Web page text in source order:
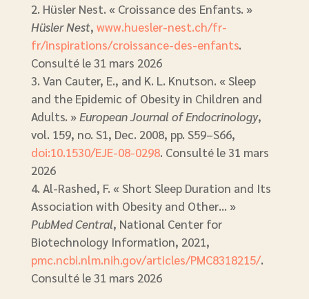
Hüsler Nest. « Croissance des Enfants. »
Hüsler Nest, www.huesler-nest.ch/fr-
fr/inspirations/croissance-des-enfants.
Consulté le 31 mars 2026
Van Cauter, E., and K. L. Knutson. « Sleep
and the Epidemic of Obesity in Children and
Adults. »European Journal of Endocrinology,
vol. 159, no. S1, Dec. 2008, pp. S59–S66,
doi:10.1530/EJE-08-0298. Consulté le 31 mars
2026
Al-Rashed, F. « Short Sleep Duration and Its
Association with Obesity and Other… »
PubMed Central, National Center for
Biotechnology Information, 2021,
pmc.ncbi.nlm.nih.gov/articles/PMC8318215/.
Consulté le 31 mars 2026